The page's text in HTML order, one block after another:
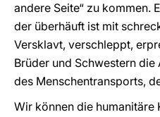
andere Seite“ zu kommen.
der überhäuft ist mit
Versklavt, verschleppt,
Brüder und Schwestern
des Menschentransports,
Wir können die humanitäre